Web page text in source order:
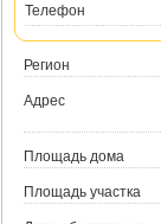
Телефон
Регион
Адрес
Площадь дома
Площадь участка